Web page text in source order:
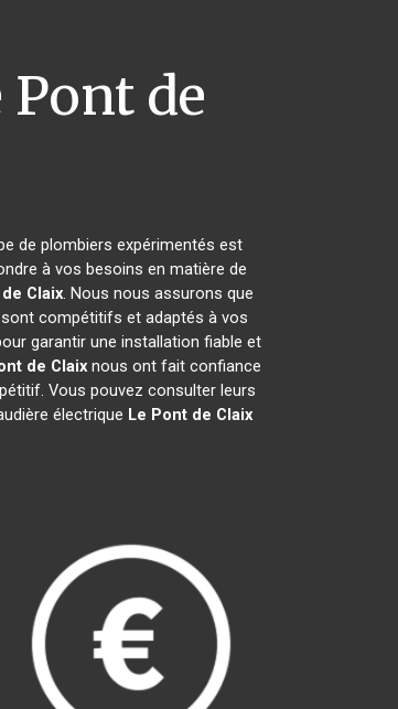
Pont de
de plombiers expérimentés est
à vos besoins en matière de
Claix. Nous nous assurons que
compétitifs et adaptés à vos
garantir une installation fiable et
de Claixnous ont fait confiance
Vous pouvez consulter leurs
électrique Le Pont de Claix